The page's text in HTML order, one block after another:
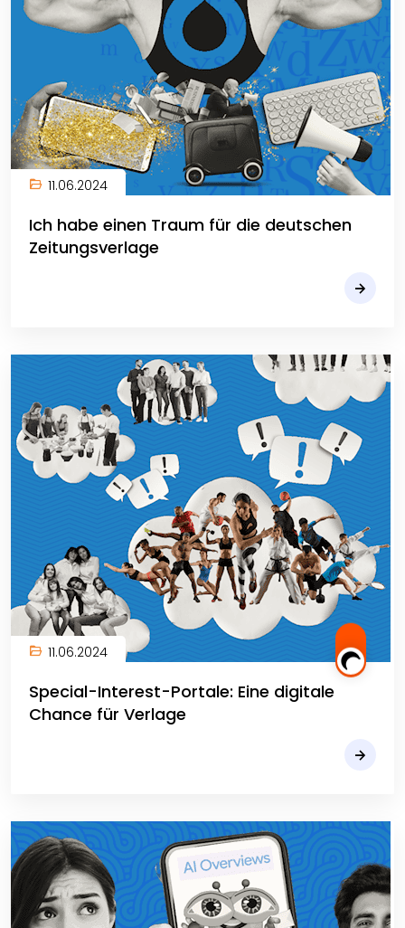
11.06.2024
Ich habe einen Traum für die deutschen
Zeitungsverlage
11.06.2024
Special-Interest-Portale: Eine digitale
Chance für Verlage